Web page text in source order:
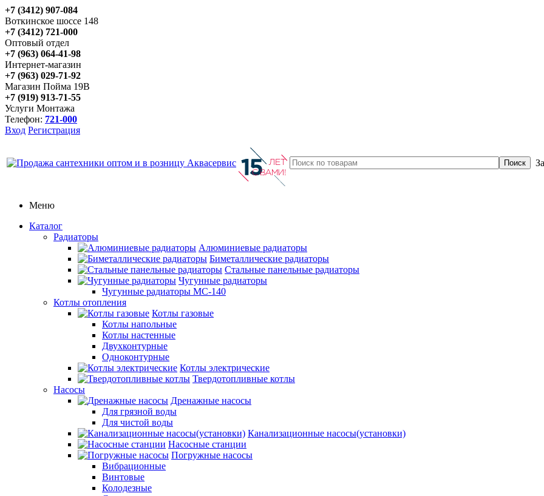
+7 (3412) 907-084
Воткинское шоссе 148
+7 (3412) 721-000
Оптовый отдел
+7 (963) 064-41-98
Интернет-магазин
+7 (963) 029-71-92
Магазин Пойма 19В
+7 (919) 913-71-55
Услуги Монтажа
Телефон: 721-000
Вход Регистрация
Меню
Каталог
Радиаторы
Алюминиевые радиаторы
Биметаллические радиаторы
Стальные панельные радиаторы
Чугунные радиаторы
Чугунные радиаторы МС-140
Котлы отопления
Котлы газовые
Котлы напольные
Котлы настенные
Двухконтурные
Одноконтурные
Котлы электрические
Твердотопливные котлы
Насосы
Дренажные насосы
Для грязной воды
Для чистой воды
Канализационные насосы(установки)
Насосные станции
Погружные насосы
Вибрационные
Винтовые
Колодезные